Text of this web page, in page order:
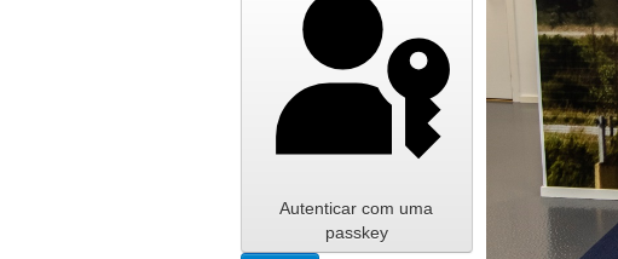
Autenticar com uma
passkey